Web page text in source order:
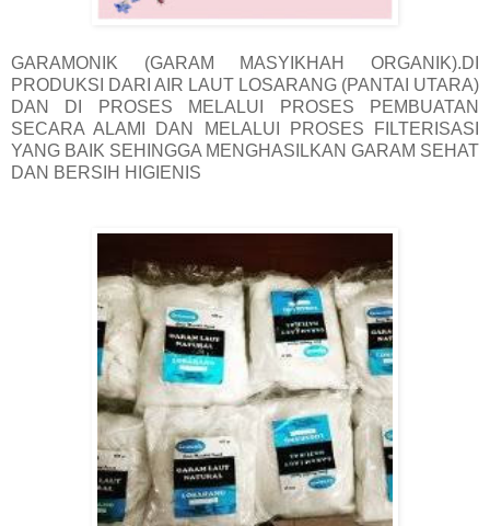
GARAMONIK (GARAM MASYIKHAH ORGANIK).DI
PRODUKSI DARI AIR LAUT LOSARANG (PANTAI UTARA)
DAN DI PROSES MELALUI PROSES PEMBUATAN
SECARA ALAMI DAN MELALUI PROSES FILTERISASI
YANG BAIK SEHINGGA MENGHASILKAN GARAM SEHAT
DAN BERSIH HIGIENIS